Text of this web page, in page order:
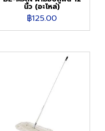
นิ้ว (อะไหล่)
฿125.00